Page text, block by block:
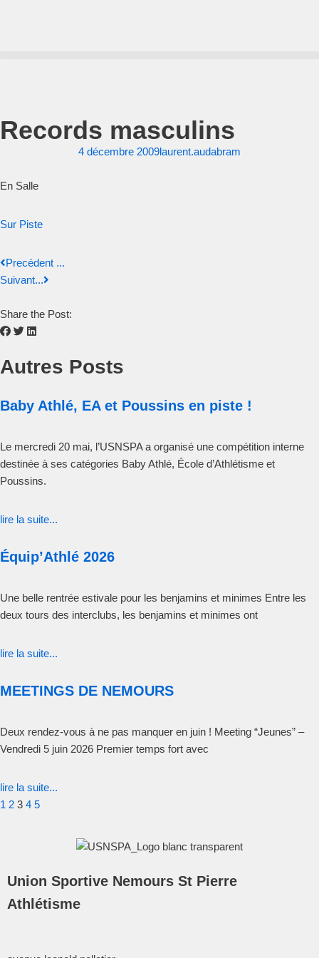
Records masculins
4 décembre 2009laurent.audabram
En Salle
Sur Piste
Precédent ...
Suivant...
Share the Post:
Autres Posts
Baby Athlé, EA et Poussins en piste !
Le mercredi 20 mai, l’USNSPA a organisé une compétition interne
destinée à ses catégories Baby Athlé, École d’Athlétisme et
Poussins.
lire la suite...
Équip’Athlé 2026
Une belle rentrée estivale pour les benjamins et minimes Entre les
deux tours des interclubs, les benjamins et minimes ont
lire la suite...
MEETINGS DE NEMOURS
Deux rendez-vous à ne pas manquer en juin ! Meeting “Jeunes” –
Vendredi 5 juin 2026 Premier temps fort avec
lire la suite...
1 2 3 4 5
Union Sportive Nemours St Pierre
Athlétisme